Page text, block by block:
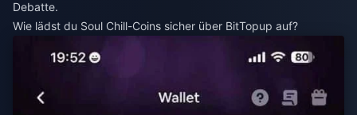
Debatte.
Wie lädst du Soul Chill-Coins sicher über BitTopup auf?